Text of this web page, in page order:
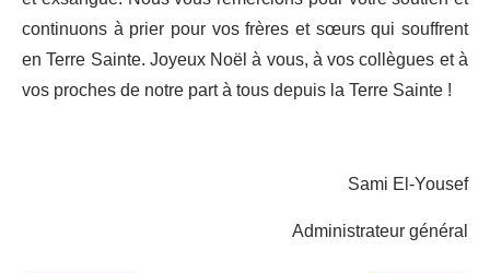
continuons à prier pour vos frères et sœurs qui souffrent
en Terre Sainte. Joyeux Noël à vous, à vos collègues et à
vos proches de notre part à tous depuis la Terre Sainte !
Sami El-Yousef
Administrateur général